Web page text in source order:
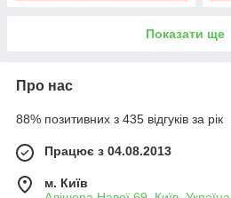
Показати ще
Про нас
88% позитивних з 435 відгуків за рік
Працює з 04.08.2013
м. Київ